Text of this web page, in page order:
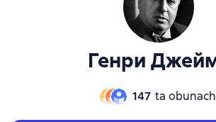
Генри
147 ta